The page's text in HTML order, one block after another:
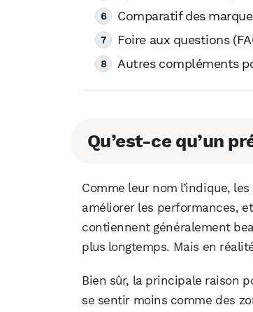
Comparatif des
Foire aux questions
Autres compléments
Qu’est-ce qu’un
Comme leur nom l’indique,
améliorer les performances,
contiennent généralement
plus longtemps. Mais en
Bien sûr, la principale raison
se sentir moins comme des